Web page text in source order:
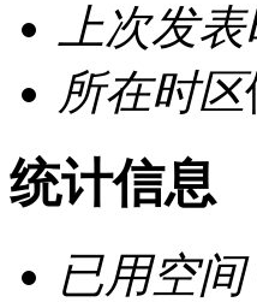
上次发
所在时区
统计信息
已用空间